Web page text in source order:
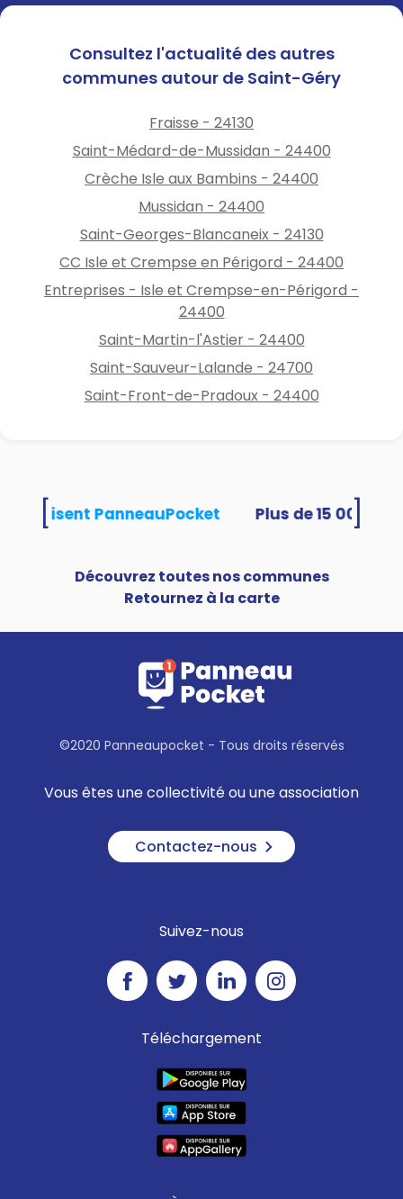
Consultez l'actualité des autres
communes autour de Saint-Géry
Fraisse - 24130
Saint-Médard-de-Mussidan - 24400
Crèche Isle aux Bambins - 24400
Mussidan - 24400
Saint-Georges-Blancaneix - 24130
CC Isle et Crempse en Périgord - 24400
Entreprises - Isle et Crempse-en-Périgord -
24400
Saint-Martin-l'Astier - 24400
Saint-Sauveur-Lalande - 24700
Saint-Front-de-Pradoux - 24400
utilisent PanneauPocket
Découvrez toutes nos communes
Retournez à la carte
©2020 Panneaupocket - Tous droits réservés
Vous êtes une collectivité ou une association
Contactez-nous
Suivez-nous
Téléchargement